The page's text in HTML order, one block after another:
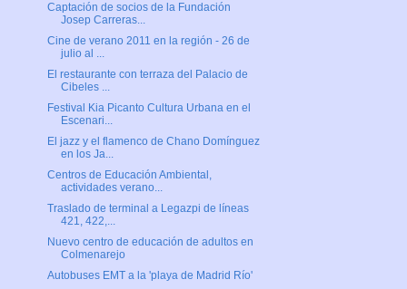
Captación de socios de la Fundación
Josep Carreras...
Cine de verano 2011 en la región - 26 de
julio al ...
El restaurante con terraza del Palacio de
Cibeles ...
Festival Kia Picanto Cultura Urbana en el
Escenari...
El jazz y el flamenco de Chano Domínguez
en los Ja...
Centros de Educación Ambiental,
actividades verano...
Traslado de terminal a Legazpi de líneas
421, 422,...
Nuevo centro de educación de adultos en
Colmenarejo
Autobuses EMT a la 'playa de Madrid Río'